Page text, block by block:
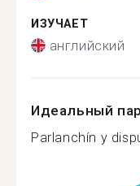
ИЗУЧАЕТ
английский
Идеальный
Parlanchín y